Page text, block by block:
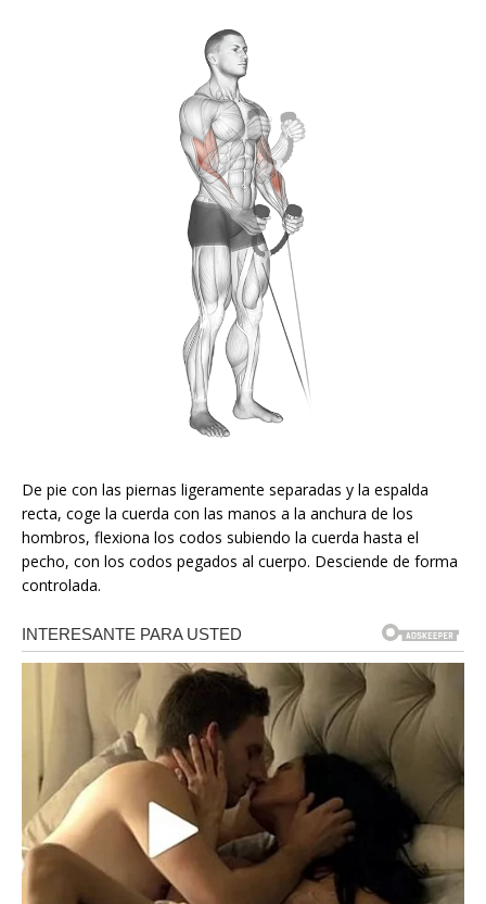
De pie con las piernas ligeramente separadas y la espalda
recta, coge la cuerda con las manos a la anchura de los
hombros, flexiona los codos subiendo la cuerda hasta el
pecho, con los codos pegados al cuerpo. Desciende de forma
controlada.